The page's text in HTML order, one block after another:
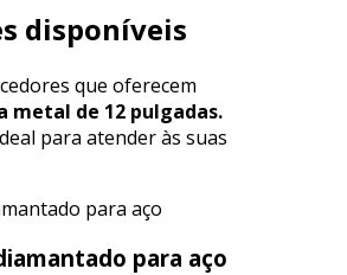
disponíveis
que oferecem
metal de 12 pulgadas.
para atender às suas
para aço